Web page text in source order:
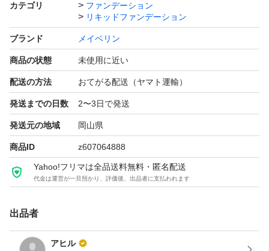
カテゴリ
ファンデーション
リキッドファンデーション
ブランド メイベリン
商品の状態 未使用に近い
配送の方法 おてがる配送（ヤマト運輸）
発送までの日数 2〜3日で発送
発送元の地域 岡山県
商品ID z607064888
Yahoo!フリマは全品送料無料・匿名配送
代金は運営が一旦預かり、評価後、出品者に支払われます
出品者
アヒル